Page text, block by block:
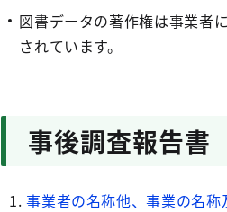
図書データの著作権は事業者
されています。
事後調査報告書
事業者の名称他、事業の名称